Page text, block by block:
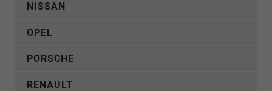
NISSAN
OPEL
PORSCHE
RENAULT